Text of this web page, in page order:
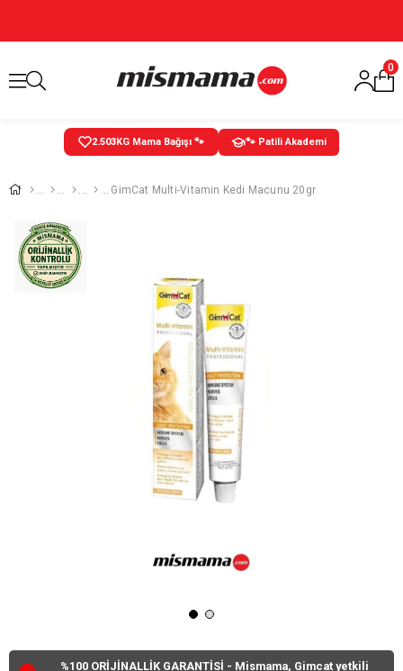
0
2.503KG Mama Bağışı 🐾 🐾 Patili Akademi
GimCat Multi-Vitamin Kedi Macunu 20gr
%100 ORİJİNALLİK GARANTİSİ - Mismama, Gimcat yetkili